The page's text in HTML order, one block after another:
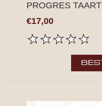
PROGRES TAART
€17,00